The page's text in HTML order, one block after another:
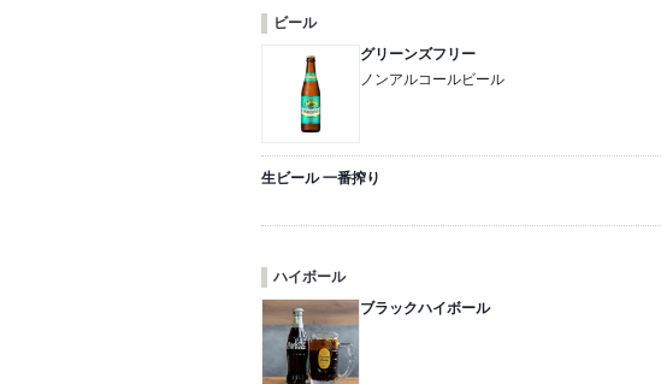
ビール
グリーンズフリー
ノンアルコールビール
生ビール 一番搾り
ハイボール
ブラックハイボール